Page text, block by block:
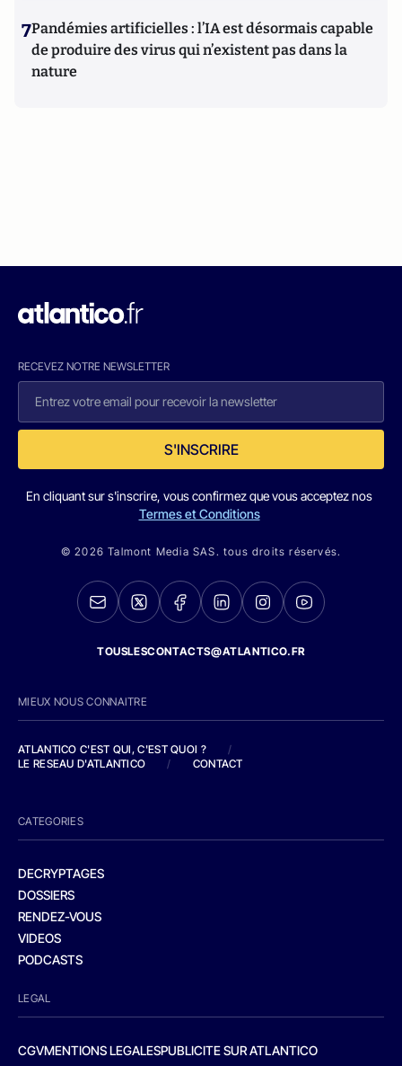
7Pandémies artificielles : l’IA est désormais capable
de produire des virus qui n’existent pas dans la
nature
RECEVEZ NOTRE NEWSLETTER
S'INSCRIRE
En cliquant sur s'inscrire, vous confirmez que vous acceptez nos
Termes et Conditions
© 2026 Talmont Media SAS. tous droits réservés.
TOUSLESCONTACTS@ATLANTICO.FR
MIEUX NOUS CONNAITRE
ATLANTICO C'EST QUI, C'EST QUOI ?
/
LE RESEAU D'ATLANTICO
/ CONTACT
CATEGORIES
DECRYPTAGES
DOSSIERS
RENDEZ-VOUS
VIDEOS
PODCASTS
LEGAL
CGVMENTIONS LEGALESPUBLICITE SUR ATLANTICO